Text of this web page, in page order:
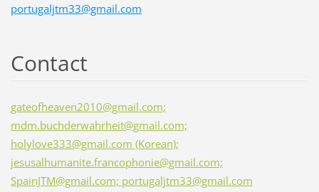
portugaljtm33@gmail.com
Contact
gateofheaven2010@gmail.com;
mdm.buchderwahrheit@gmail.com;
holylove333@gmail.com (Korean);
jesusalhumanite.francophonie@gmail.com;
SpainJTM@gmail.com; portugaljtm33@gmail.com